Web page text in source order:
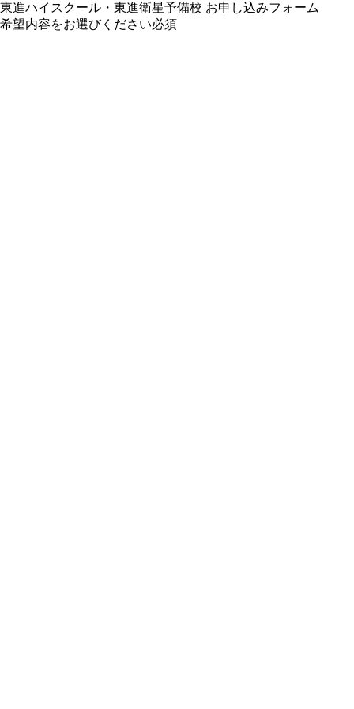
東進ハイスクール・東進衛星予備校 お申し込みフォーム
希望内容をお選びください必須